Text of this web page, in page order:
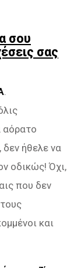
σου
σας
αόρατο
δεν ήθελε να
οδικώς! Όχι,
που δεν
και